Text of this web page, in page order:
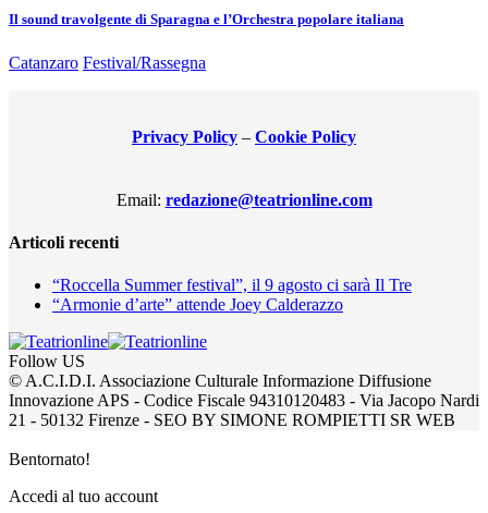
Il sound travolgente di Sparagna e l’Orchestra popolare italiana
Catanzaro Festival/Rassegna
Privacy Policy – Cookie Policy
Email: redazione@teatrionline.com
Articoli recenti
“Roccella Summer festival”, il 9 agosto ci sarà Il Tre
“Armonie d’arte” attende Joey Calderazzo
Follow US
© A.C.I.D.I. Associazione Culturale Informazione Diffusione
Innovazione APS - Codice Fiscale 94310120483 - Via Jacopo Nardi
21 - 50132 Firenze - SEO BY SIMONE ROMPIETTI SR WEB
Bentornato!
Accedi al tuo account